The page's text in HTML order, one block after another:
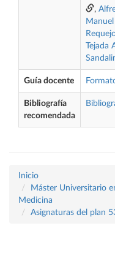
,
Tejada
Guía docente
Bibliografía
recomendada
Inicio
Máster Universitario
Medicina
Asignaturas del plan